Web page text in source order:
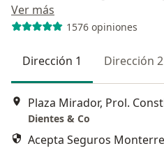
Ver más
1576 opiniones
Dirección 1 Dirección 2
Dientes & Co
Acepta Seguros